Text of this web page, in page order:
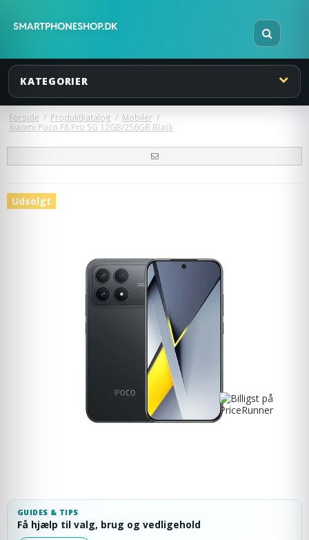
KATEGORIER
Forside / Produktkatalog / Mobiler /
Xiaomi Poco F8 Pro 5G 12GB/256GB Black
Udsolgt
GUIDES & TIPS
Få hjælp til valg, brug og vedligehold